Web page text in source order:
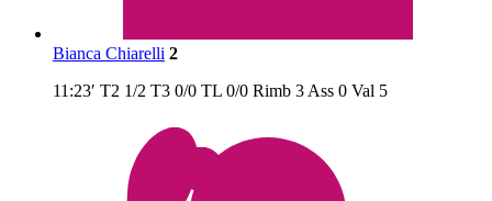
Bianca Chiarelli 2
11:23′ T2 1/2 T3 0/0 TL 0/0 Rimb 3 Ass 0 Val 5